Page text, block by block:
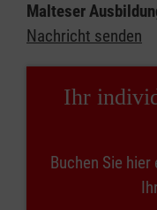
Malteser
Nachricht senden
Ihr
Buchen Sie